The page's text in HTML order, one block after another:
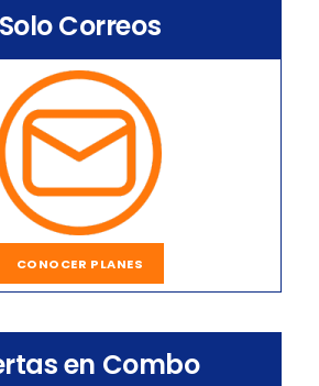
Solo Correos
CONOCER PLANES
en Combo